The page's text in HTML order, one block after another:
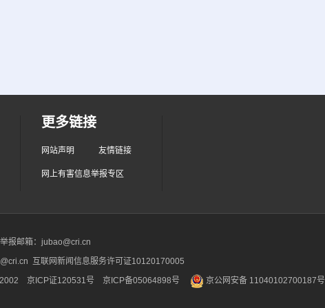
更多链接
网站声明 友情链接
网上有害信息举报专区
报邮箱：jubao@cri.cn
互联网新闻信息服务许可证10120170005
京ICP证120531号 京ICP备05064898号 京公网安备 11040102700187号